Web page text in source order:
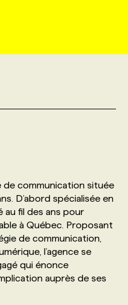
FORMATIONS
TÊTE
de communication située
D’abord spécialisée en
au fil des ans pour
à Québec. Proposant
de communication,
l’agence se
qui énonce
auprès de ses